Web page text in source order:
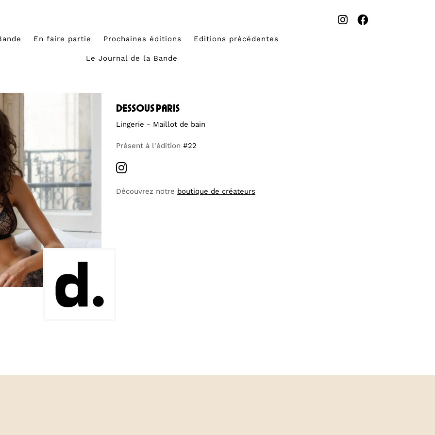
En faire partie Prochaines éditions Editions précédentes
Le Journal de la Bande
dessous paris
Lingerie - Maillot de bain
Présent à l'édition #22
Découvrez notre boutique de créateurs